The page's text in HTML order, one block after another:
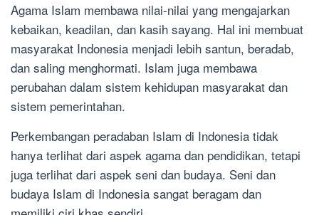
Agama Islam membawa nilai-nilai yang mengajarkan
kebaikan, keadilan, dan kasih sayang. Hal ini membuat
masyarakat Indonesia menjadi lebih santun, beradab,
dan saling menghormati. Islam juga membawa
perubahan dalam sistem kehidupan masyarakat dan
sistem pemerintahan.
Perkembangan peradaban Islam di Indonesia tidak
hanya terlihat dari aspek agama dan pendidikan, tetapi
juga terlihat dari aspek seni dan budaya. Seni dan
budaya Islam di Indonesia sangat beragam dan